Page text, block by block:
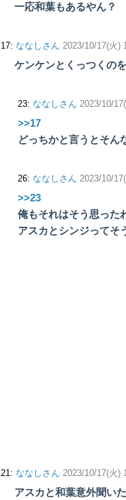
一応和葉もあるやん？
17: ななしさん 2023/10/17(火)
ケンケンとくっつくの
23: ななしさん 2023/10/
>>17
どっちかと言うとそん
26: ななしさん 2023/10/
>>23
俺もそれはそう思った
アスカとシンジってそ
21: ななしさん 2023/10/17(火)
アスカと和葉意外聞い